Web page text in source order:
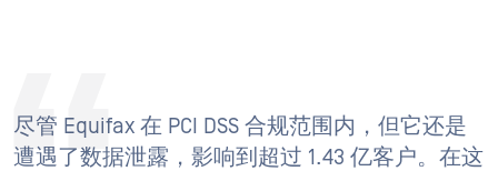
尽管 Equifax 在 PCI DSS 合规范围内，但它还是
遭遇了数据泄露，影响到超过 1.43 亿客户。在这